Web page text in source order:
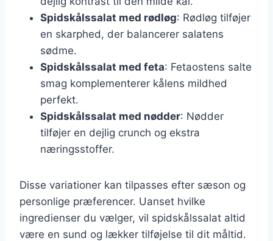
Spidskålssalat med rødløg: Rødløg tilføjer
en skarphed, der balancerer salatens
sødme.
Spidskålssalat med feta: Fetaostens salte
smag komplementerer kålens mildhed
perfekt.
Spidskålssalat med nødder: Nødder
tilføjer en dejlig crunch og ekstra
næringsstoffer.
Disse variationer kan tilpasses efter sæson og
personlige præferencer. Uanset hvilke
ingredienser du vælger, vil spidskålssalat altid
være en sund og lækker tilføjelse til dit måltid.